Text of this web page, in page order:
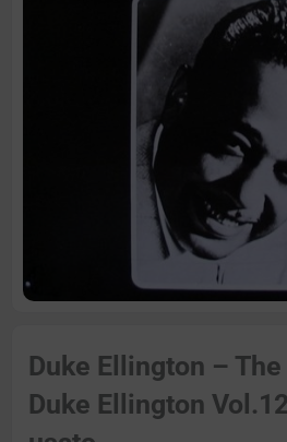
Duke Ellington –
Duke Ellington